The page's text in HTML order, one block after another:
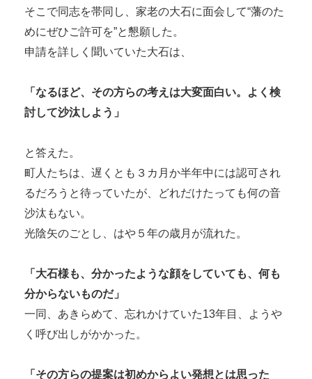
そこで同志を帯同し、家老の大石に面会して“藩のた
めにぜひご許可を”と懇願した。
申請を詳しく聞いていた大石は、
「なるほど、その方らの考えは大変面白い。よく検
討して沙汰しよう」
と答えた。
町人たちは、遅くとも３カ月か半年中には認可され
るだろうと待っていたが、どれだけたっても何の音
沙汰もない。
光陰矢のごとし、はや５年の歳月が流れた。
「大石様も、分かったような顔をしていても、何も
分からないものだ」
一同、あきらめて、忘れかけていた13年目、ようや
く呼び出しがかかった。
「その方らの提案は初めからよい発想とは思った